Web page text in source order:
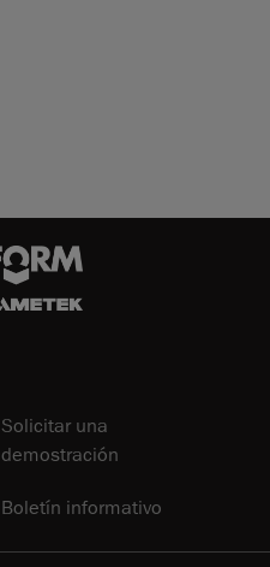
Solicitar una
demostración
Boletín informativo